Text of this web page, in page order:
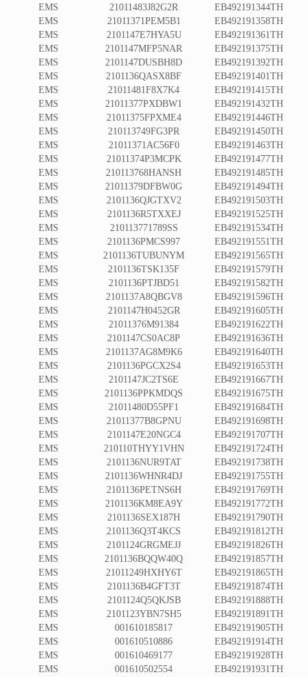
EMS
21011483J82G2R
EB492191344TH
EMS
21011371PEM5B1
EB492191358TH
EMS
2101147E7HYA5U
EB492191361TH
EMS
2101147MFP5NAR
EB492191375TH
EMS
2101147DUSBH8D
EB492191392TH
EMS
2101136QASX8BF
EB492191401TH
EMS
21011481F8X7K4
EB492191415TH
EMS
21011377PXDBW1
EB492191432TH
EMS
21011375FPXME4
EB492191446TH
EMS
210113749FG3PR
EB492191450TH
EMS
21011371AC56F0
EB492191463TH
EMS
21011374P3MCPK
EB492191477TH
EMS
210113768HANSH
EB492191485TH
EMS
21011379DFBW0G
EB492191494TH
EMS
2101136QJGTXV2
EB492191503TH
EMS
2101136R5TXXEJ
EB492191525TH
EMS
210113771789SS
EB492191534TH
EMS
2101136PMCS997
EB492191551TH
EMS
2101136TUBUNYM
EB492191565TH
EMS
2101136TSK135F
EB492191579TH
EMS
2101136PTJBD51
EB492191582TH
EMS
2101137A8QBGV8
EB492191596TH
EMS
2101147H0452GR
EB492191605TH
EMS
21011376M91384
EB492191622TH
EMS
2101147CS0AC8P
EB492191636TH
EMS
2101137AG8M9K6
EB492191640TH
EMS
2101136PGCX2S4
EB492191653TH
EMS
2101147JC2TS6E
EB492191667TH
EMS
2101136PPKMDQS
EB492191675TH
EMS
21011480D55PF1
EB492191684TH
EMS
21011377B8GPNU
EB492191698TH
EMS
2101147E20NGC4
EB492191707TH
EMS
210110THYY1VHN
EB492191724TH
EMS
2101136NUR9TAT
EB492191738TH
EMS
2101136WHNR4DJ
EB492191755TH
EMS
2101136PETNS6H
EB492191769TH
EMS
2101136KM8EA9Y
EB492191772TH
EMS
2101136SEX187H
EB492191790TH
EMS
2101136Q3T4KCS
EB492191812TH
EMS
2101124GRGMEJJ
EB492191826TH
EMS
2101136BQQW40Q
EB492191857TH
EMS
21011249HXHY6T
EB492191865TH
EMS
2101136B4GFT3T
EB492191874TH
EMS
2101124Q5QKJSB
EB492191888TH
EMS
2101123YBN7SH5
EB492191891TH
EMS
001610185817
EB492191905TH
EMS
001610510886
EB492191914TH
EMS
001610469177
EB492191928TH
EMS
001610502554
EB492191931TH